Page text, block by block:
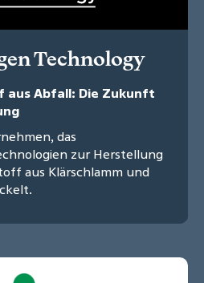
Technology
aus Abfall: Die Zukunft
das
zur Herstellung
aus Klärschlamm und